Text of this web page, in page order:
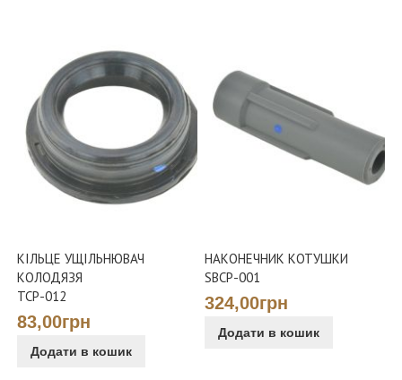
КІЛЬЦЕ УЩІЛЬНЮВАЧ
КОЛОДЯЗЯ
TCP-012
83,00грн
Додати в кошик
НАКОНЕЧНИК КОТУШКИ
SBCP-001
324,00грн
Додати в кошик